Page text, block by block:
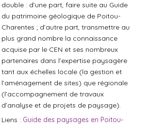
double : d’une part, faire suite au Guide
du patrimoine géologique de Poitou-
Charentes ; d’autre part, transmettre au
plus grand nombre la connaissance
acquise par le CEN et ses nombreux
partenaires dans l’expertise paysagère
tant aux échelles locale (la gestion et
l’aménagement de sites) que régionale
(l’accompagnement de travaux
d’analyse et de projets de paysage).
Liens : Guide des paysages en Poitou-